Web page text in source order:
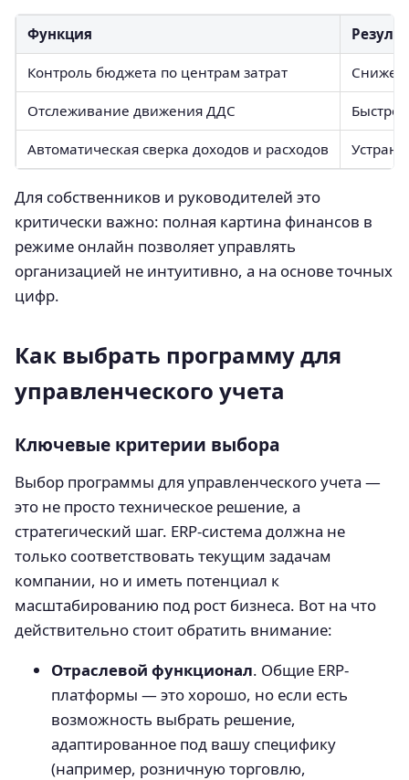
Функция
Контроль бюджета по центрам затрат
Отслеживание движения ДДС
Автоматическая сверка доходов и расходов
Для собственников и руководителей это
критически важно: полная картина финансов в
режиме онлайн позволяет управлять
организацией не интуитивно, а на основе точных
цифр.
Как выбрать программу для
управленческого учета
Ключевые критерии выбора
Выбор программы для управленческого учета —
это не просто техническое решение, а
стратегический шаг. ERP-система должна не
только соответствовать текущим задачам
компании, но и иметь потенциал к
масштабированию под рост бизнеса. Вот на что
действительно стоит обратить внимание:
Отраслевой функционал. Общие ERP-
платформы — это хорошо, но если есть
возможность выбрать решение,
адаптированное под вашу специфику
(например, розничную торговлю,